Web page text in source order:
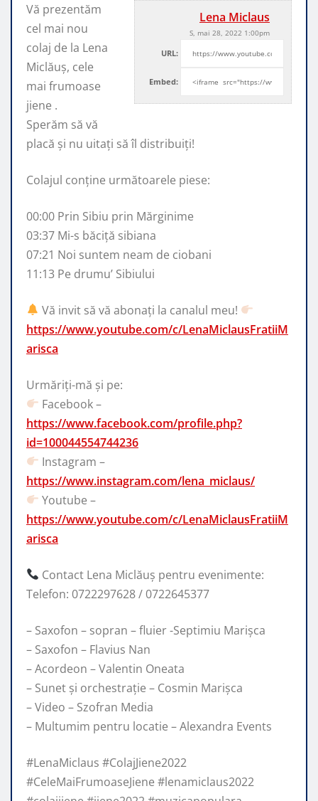
Lena Miclaus
S, mai 28, 2022 1:00pm
URL:
Embed:
Vă prezentăm
cel mai nou
colaj de la Lena
Miclăuș, cele
mai frumoase
jiene .
Sperăm să vă
placă și nu uitați să îl distribuiți!
Colajul conține următoarele piese:
00:00 Prin Sibiu prin Mărginime
03:37 Mi-s băciță sibiana
07:21 Noi suntem neam de ciobani
11:13 Pe drumu’ Sibiului
Vă invit să vă abonați la canalul meu!
https://www.youtube.com/c/LenaMiclausFratiiM
arisca
Urmăriți-mă și pe:
Facebook –
https://www.facebook.com/profile.php?
id=100044554744236
Instagram –
https://www.instagram.com/lena_miclaus/
Youtube –
https://www.youtube.com/c/LenaMiclausFratiiM
arisca
Contact Lena Miclăuș pentru evenimente:
Telefon: 0722297628 / 0722645377
– Saxofon – sopran – fluier -Septimiu Marișca
– Saxofon – Flavius Nan
– Acordeon – Valentin Oneata
– Sunet și orchestrație – Cosmin Marișca
– Video – Szofran Media
– Multumim pentru locatie – Alexandra Events
#LenaMiclaus #ColajJiene2022
#CeleMaiFrumoaseJiene #lenamiclaus2022